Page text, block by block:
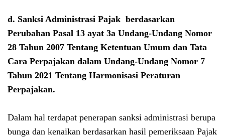
d. Sanksi Administrasi Pajak berdasarkan
Perubahan Pasal 13 ayat 3a Undang-Undang Nomor
28 Tahun 2007 Tentang Ketentuan Umum dan Tata
Cara Perpajakan dalam Undang-Undang Nomor 7
Tahun 2021 Tentang Harmonisasi Peraturan
Perpajakan.
Dalam hal terdapat penerapan sanksi administrasi berupa
bunga dan kenaikan berdasarkan hasil pemeriksaan Pajak